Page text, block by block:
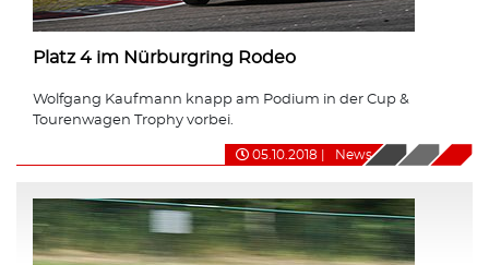
Platz 4 im Nürburgring Rodeo
Wolfgang Kaufmann knapp am Podium in der Cup &
Tourenwagen Trophy vorbei.
05.10.2018 News